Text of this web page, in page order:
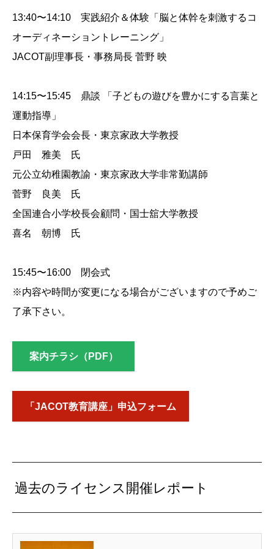
13:40〜14:10 実践紹介＆体験「脳と体幹を刺激するコ
オーディネーショントレーニング」
JACOT副理事長・事務局長 菅野 映
14:15〜15:45 鼎談 「子どもの遊びを豊かにする言葉と
運動指導」
日本保育学会会長・東京家政大学教授
戸田 雅美 氏
元公立幼稚園教諭・東京家政大学非常勤講師
菅野 良美 氏
全国連合小学校長会顧問・国士舘大学教授
喜名 朝博 氏
15:45〜16:00 閉会式
※内容や時間が変更になる場合がございますので予めご
了承下さい。
案内チラシ（PDF）
「JACOT教育講座」申込フォーム
過去のライセンス開催レポート